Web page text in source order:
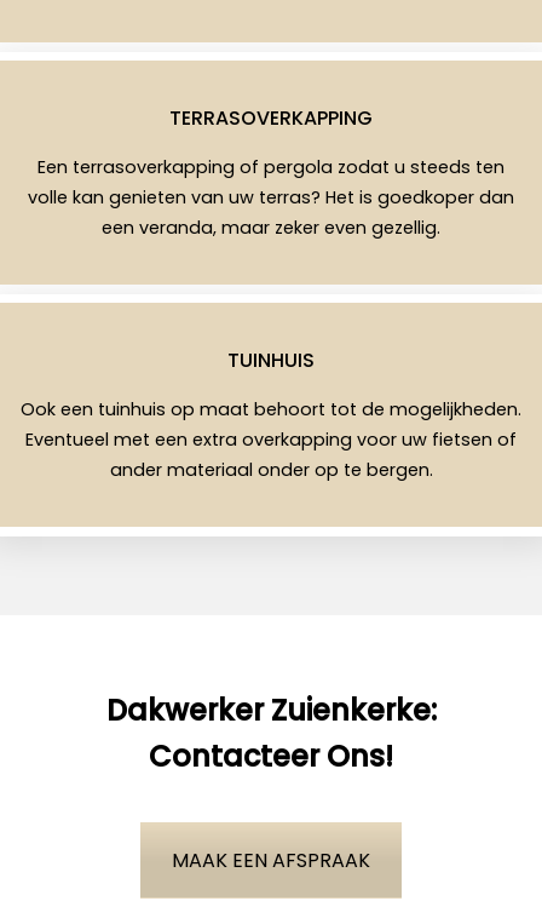
TERRASOVERKAPPING
Een terrasoverkapping of pergola zodat u steeds ten
volle kan genieten van uw terras? Het is goedkoper dan
een veranda, maar zeker even gezellig.
TUINHUIS
Ook een tuinhuis op maat behoort tot de mogelijkheden.
Eventueel met een extra overkapping voor uw fietsen of
ander materiaal onder op te bergen.
Dakwerker Zuienkerke:
Contacteer Ons!
MAAK EEN AFSPRAAK